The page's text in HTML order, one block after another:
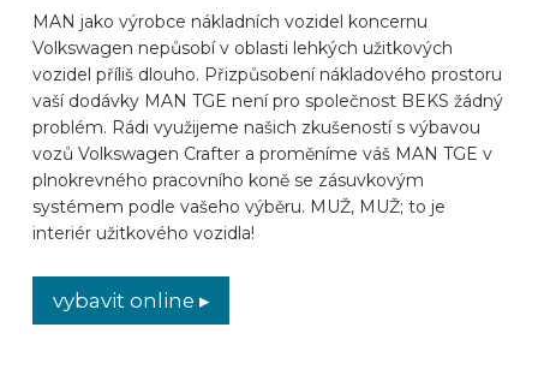
NA ZAKÁZKU
ODVĚTVÍ
ZNAČKY AUTOMOBILŮ
KONTAKT
MAN jako výrobce nákladních vozidel koncernu
Volkswagen nepůsobí v oblasti lehkých užitkových
vozidel příliš dlouho. Přizpůsobení nákladového prostoru
vaší dodávky MAN TGE není pro společnost BEKS žádný
problém. Rádi využijeme našich zkušeností s výbavou
vozů Volkswagen Crafter a proměníme váš MAN TGE v
plnokrevného pracovního koně se zásuvkovým
systémem podle vašeho výběru. MUŽ, MUŽ; to je
interiér užitkového vozidla!
vybavit online ▸